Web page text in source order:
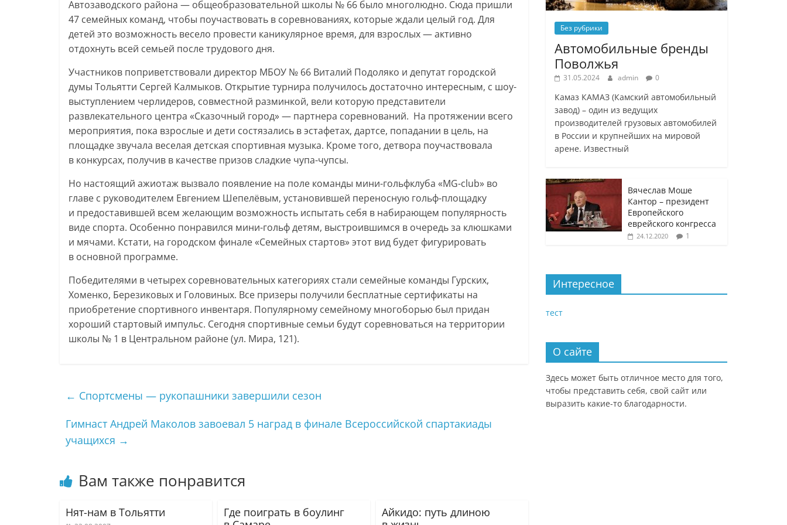
Автозаводского района — общеобразовательной школы № 66 было многолюдно. Сюда пришли
47 семейных команд, чтобы поучаствовать в соревнованиях, которые ждали целый год. Для
детей это возможность весело провести каникулярное время, для взрослых — активно
отдохнуть всей семьей после трудового дня.
Участников поприветствовали директор МБОУ № 66 Виталий Подоляко и депутат городской
думы Тольятти Сергей Калмыков. Открытие турнира получилось достаточно интересным, с шоу-
выступлением черлидеров, совместной разминкой, вели которую представители
развлекательного центра «Сказочный город» — партнера соревнований. На протяжении всего
мероприятия, пока взрослые и дети состязались в эстафетах, дартсе, попадании в цель, на
площадке звучала веселая детская спортивная музыка. Кроме того, детвора поучаствовала
в конкурсах, получив в качестве призов сладкие чупа-чупсы.
Но настоящий ажиотаж вызвало появление на поле команды мини-гольфклуба «MG-club» во
главе с руководителем Евгением Шепелёвым, установившей переносную гольф-площадку
и предоставившей всем желающим возможность испытать себя в набирающем популярность
виде спорта. Особенно понравился мини-гольф детям, выстроившимся в очередь за клюшками
и мячами. Кстати, на городском финале «Семейных стартов» этот вид будет фигурировать
в основной программе.
Победителями в четырех соревновательных категориях стали семейные команды Гурских,
Хоменко, Березиковых и Головиных. Все призеры получили бесплатные сертификаты на
приобретение спортивного инвентаря. Популярному семейному многоборью был придан
хороший стартовый импульс. Сегодня спортивные семьи будут соревноваться на территории
школы № 1 в Центральном районе (ул. Мира, 121).
← Спортсмены — рукопашники завершили сезон
Гимнаст Андрей Маколов завоевал 5 наград в финале Всероссийской спартакиады
учащихся →
Вам также понравится
Нят-нам в Тольятти
Где поиграть в боулинг
Айкидо: путь длиною
Без рубрики
Автомобильные бренды
Поволжья
31.05.2024 admin 0
Камаз КАМАЗ (Камский автомобильный
завод) – один из ведущих
производителей грузовых автомобилей
в России и крупнейших на мировой
арене. Известный
Вячеслав Моше
Кантор – президент
Европейского
еврейского конгресса
24.12.2020 1
Интересное
тест
О сайте
Здесь может быть отличное место для того,
чтобы представить себя, свой сайт или
выразить какие-то благодарности.